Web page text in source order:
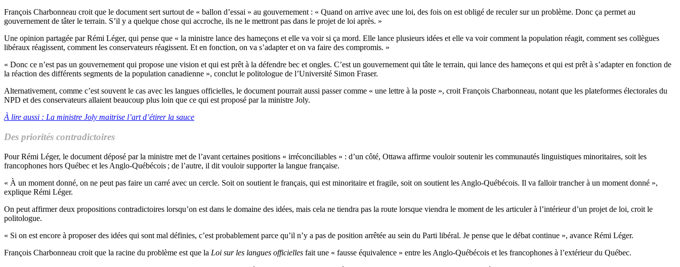
François Charbonneau croit que le document sert surtout de « ballon d’essai » au gouvernement : « Quand on arrive avec une loi, des fois on est obligé de reculer sur un problème. Donc ça permet au
gouvernement de tâter le terrain. S’il y a quelque chose qui accroche, ils ne le mettront pas dans le projet de loi après. »
Une opinion partagée par Rémi Léger, qui pense que « la ministre lance des hameçons et elle va voir si ça mord. Elle lance plusieurs idées et elle va voir comment la population réagit, comment ses collègues
libéraux réagissent, comment les conservateurs réagissent. Et en fonction, on va s’adapter et on va faire des compromis. »
« Donc ce n’est pas un gouvernement qui propose une vision et qui est prêt à la défendre bec et ongles. C’est un gouvernement qui tâte le terrain, qui lance des hameçons et qui est prêt à s’adapter en fonction de
la réaction des différents segments de la population canadienne », conclut le politologue de l’Université Simon Fraser.
Alternativement, comme c’est souvent le cas avec les langues officielles, le document pourrait aussi passer comme « une lettre à la poste », croit François Charbonneau, notant que les plateformes électorales du
NPD et des conservateurs allaient beaucoup plus loin que ce qui est proposé par la ministre Joly.
À lire aussi : La ministre Joly maitrise l’art d’étirer la sauce
Des priorités contradictoires
Pour Rémi Léger, le document déposé par la ministre met de l’avant certaines positions « irréconciliables » : d’un côté, Ottawa affirme vouloir soutenir les communautés linguistiques minoritaires, soit les
francophones hors Québec et les Anglo-Québécois ; de l’autre, il dit vouloir supporter la langue française.
« À un moment donné, on ne peut pas faire un carré avec un cercle. Soit on soutient le français, qui est minoritaire et fragile, soit on soutient les Anglo-Québécois. Il va falloir trancher à un moment donné »,
explique Rémi Léger.
On peut affirmer deux propositions contradictoires lorsqu’on est dans le domaine des idées, mais cela ne tiendra pas la route lorsque viendra le moment de les articuler à l’intérieur d’un projet de loi, croit le
politologue.
« Si on est encore à proposer des idées qui sont mal définies, c’est probablement parce qu’il n’y a pas de position arrêtée au sein du Parti libéral. Je pense que le débat continue », avance Rémi Léger.
François Charbonneau croit que la racine du problème est que la Loi sur les langues officielles fait une « fausse équivalence » entre les Anglo-Québécois et les francophones à l’extérieur du Québec.